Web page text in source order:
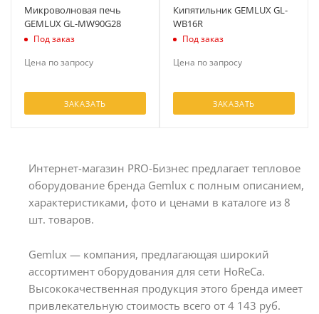
Микроволновая печь
GEMLUX GL-MW90G28
Под заказ
Цена по запросу
ЗАКАЗАТЬ
Кипятильник GEMLUX GL-
WB16R
Под заказ
Цена по запросу
ЗАКАЗАТЬ
Интернет-магазин PRO-Бизнес предлагает тепловое
оборудование бренда Gemlux с полным описанием,
характеристиками, фото и ценами в каталоге из 8
шт. товаров.
Gemlux — компания, предлагающая широкий
ассортимент оборудования для сети HoReCa.
Высококачественная продукция этого бренда имеет
привлекательную стоимость всего от 4 143 руб.